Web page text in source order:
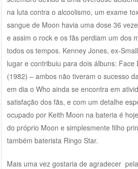
na luta contra o alcoolismo, um exame
sangue de Moon havia uma dose 36
e assim o rock e os fãs perdiam um dos
todos os tempos. Kenney Jones, ex-
lugar e contribuiu para dois álbuns: Face
(1982) – ambos não tiveram o sucesso
em dia o Who ainda se encontra em
satisfação dos fãs, e com um detalhe
ocupado por Keith Moon na bateria é
do próprio Moon e simplesmente filho
também baterista Ringo Star.
Mais uma vez gostaria de agradecer